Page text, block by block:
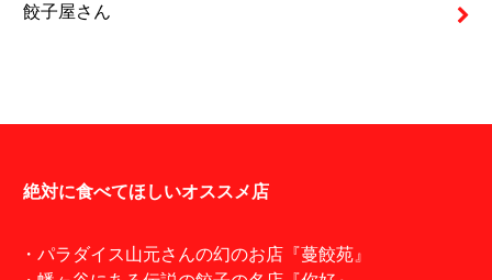
餃子屋さん
絶対に食べてほしいオススメ店
・パラダイス山元さんの幻のお店『蔓餃苑』